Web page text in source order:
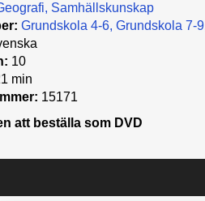
Samhällskunskap
Grundskola 4-6 Grundskola 7-9
10
min
15171
att beställa som DVD